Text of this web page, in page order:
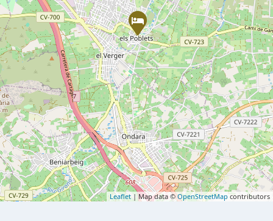
Leaflet | Map data ©OpenStreetMapcontributors